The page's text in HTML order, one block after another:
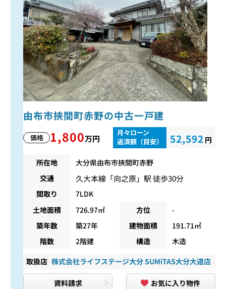
由布市挾間町赤野の中古一戸建
価格 1,800万円
月々ローン
返済額（目安）
52,592 円
所在地
大分県由布市挾間町赤野
交通
久大本線 「向之原」駅 徒歩30分
間取り
7LDK
土地面積
726.97㎡ 方位
-
築年数
築27年 建物面積
191.71㎡
階数
2階建 構造 木造
取扱店 株式会社ライフステージ大分 SUMiTAS大分大道店
資料請求
お気に入り物件